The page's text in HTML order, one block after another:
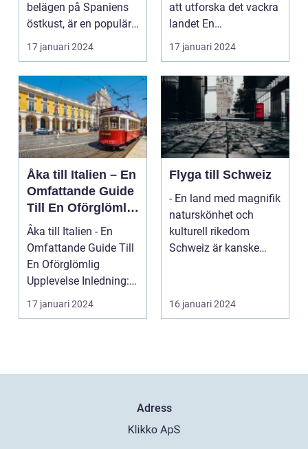
belägen på Spaniens
östkust, är en populär
destinatio...
17 januari 2024
att utforska det vackra
landet En
övergripande, grun...
17 januari 2024
Åka till Italien – En
Omfattande Guide
Till En Oförglömlig
Upplevelse
Åka till Italien - En
Omfattande Guide Till
En Oförglömlig
Upplevelse Inledning:
Italien, ett land...
17 januari 2024
Flyga till Schweiz
- En land med magnifik
naturskönhet och
kulturell rikedom
Schweiz är kanske
16 januari 2024
Adress